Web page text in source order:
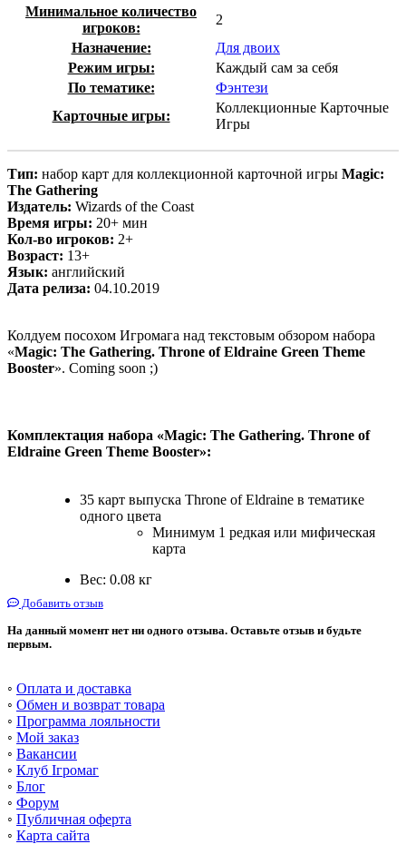
Минимальное количество
игроков:
2
Назначение:
Для двоих
Режим игры:
Каждый сам за себя
По тематике:
Фэнтези
Карточные игры:
Коллекционные Карточные
Игры
Тип: набор карт для коллекционной карточной игры Magic:
The Gathering
Издатель: Wizards of the Coast
Время игры: 20+ мин
Кол-во игроков: 2+
Возраст: 13+
Язык: английский
Дата релиза: 04.10.2019
Колдуем посохом Игромага над текстовым обзором набора
«Magic: The Gathering. Throne of Eldraine Green Theme
Booster». Coming soon ;)
Комплектация набора «Magic: The Gathering. Throne of
Eldraine Green Theme Booster»:
35 карт выпуска Throne of Eldraine в тематике
одного цвета
Минимум 1 редкая или мифическая
карта
Вес: 0.08 кг
Добавить отзыв
На данный момент нет ни одного отзыва. Оставьте отзыв и будьте
первым.
◦ Оплата и доставка
◦ Обмен и возврат товара
◦ Программа лояльности
◦ Мой заказ
◦ Вакансии
◦ Клуб Ігромаг
◦ Блог
◦ Форум
◦ Публичная оферта
◦ Карта сайта